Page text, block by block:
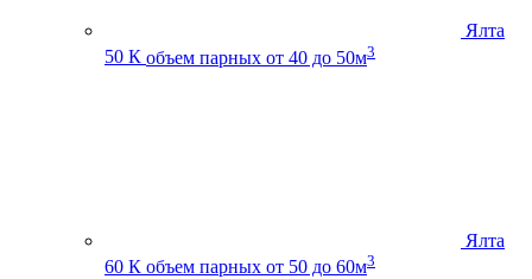
Ялта
50 К объем парных от 40 до 50м3
Ялта
60 К объем парных от 50 до 60м3